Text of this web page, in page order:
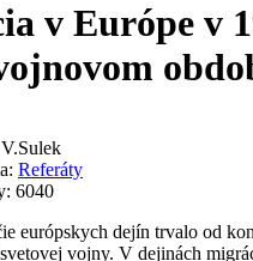
v Európe v
V.Sulek
Referáty
6040
európskych dejín trvalo od
vojny. V dejinách